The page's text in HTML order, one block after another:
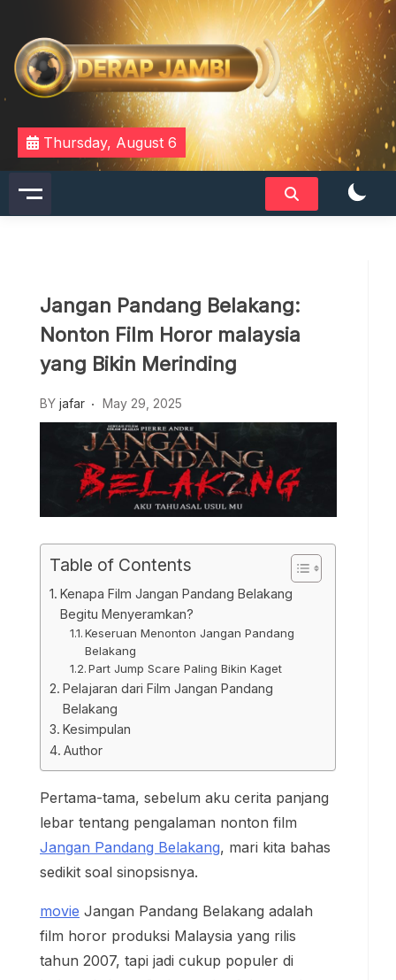
content
DERAPJAMBI
Thursday, August 6
Jangan Pandang Belakang:
Nonton Film Horor malaysia
yang Bikin Merinding
BY jafar May 29, 2025
Table of Contents
Kenapa Film Jangan Pandang Belakang
Begitu Menyeramkan?
Keseruan Menonton Jangan Pandang
Belakang
Part Jump Scare Paling Bikin Kaget
Pelajaran dari Film Jangan Pandang
Belakang
Kesimpulan
Author
Pertama-tama, sebelum aku cerita panjang
lebar tentang pengalaman nonton film
Jangan Pandang Belakang, mari kita bahas
sedikit soal sinopsisnya.
movie Jangan Pandang Belakang adalah
film horor produksi Malaysia yang rilis
tahun 2007, tapi jadi cukup populer di